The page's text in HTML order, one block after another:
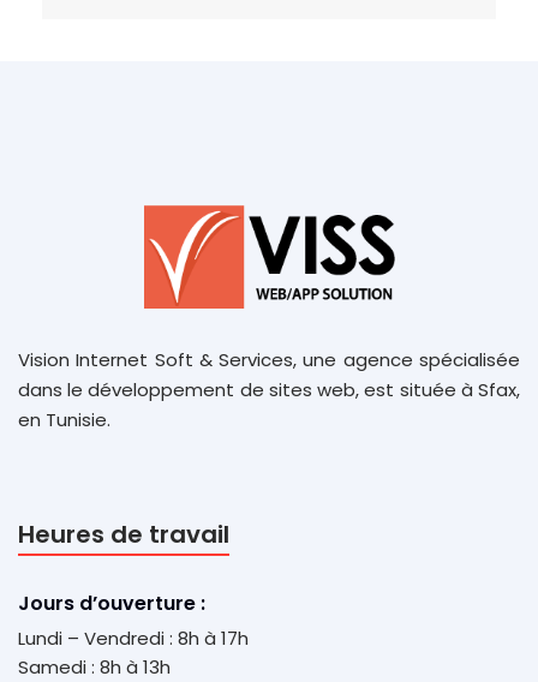
Vision Internet Soft & Services, une agence spécialisée
dans le développement de sites web, est située à Sfax,
en Tunisie.
Heures de travail
Jours d’ouverture :
Lundi – Vendredi : 8h à 17h
Samedi : 8h à 13h